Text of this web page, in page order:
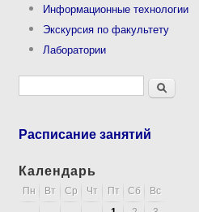
Информационные технологии
Экскурсия по факультету
Лаборатории
Форма поискаПоиск
Расписание занятий
Календарь
Пн Вт Ср Чт Пт Сб
Вс